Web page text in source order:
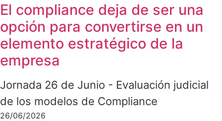
El compliance deja de ser una
opción para convertirse en un
elemento estratégico de la
empresa
Jornada 26 de Junio - Evaluación judicial
de los modelos de Compliance
26/06/2026